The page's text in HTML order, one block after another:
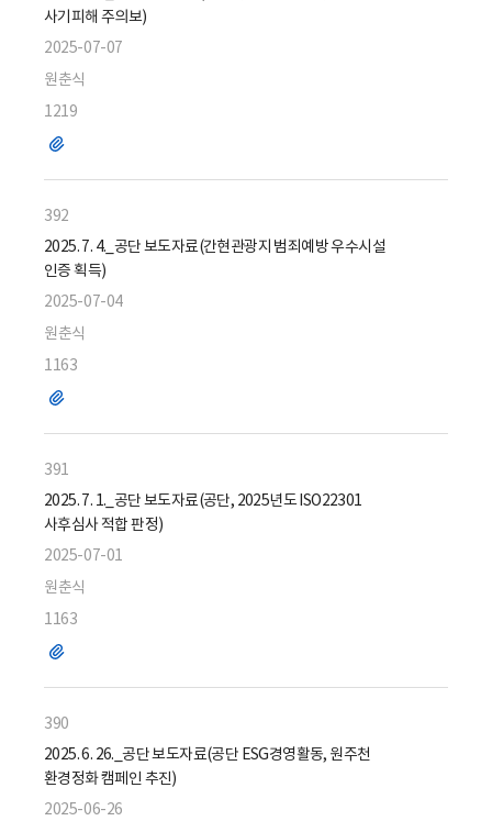
사기피해 주의보)
2025-07-07
원춘식
1219
파
392
2025. 7. 4._공단 보도자료(간현관광지 범죄예방 우수시설
인증 획득)
2025-07-04
원춘식
1163
파
391
2025. 7. 1._공단 보도자료(공단, 2025년도 ISO22301
사후심사 적합 판정)
2025-07-01
원춘식
1163
파
390
2025. 6. 26._공단 보도자료(공단 ESG경영활동, 원주천
환경정화 캠페인 추진)
2025-06-26